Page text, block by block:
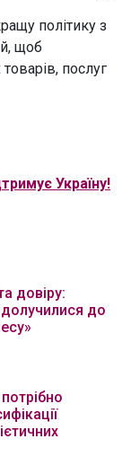
політику з
щоб
послуг
Україну!
довіру:
долучилися до